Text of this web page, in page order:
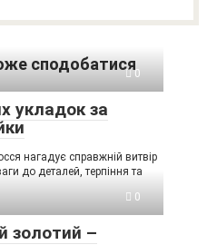
сподобатися0
укладок за
нагадує справжній витвір
до деталей, терпіння та
0
золотий –